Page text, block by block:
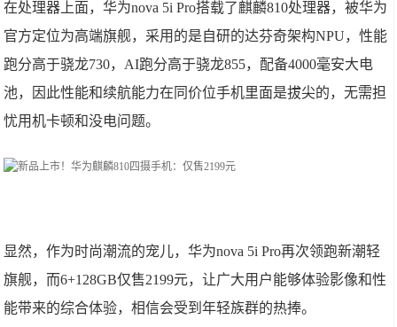
在处理器上面，华为nova 5i Pro搭载了麒麟810处理器，被华为
官方定位为高端旗舰，采用的是自研的达芬奇架构NPU，性能
跑分高于骁龙730，AI跑分高于骁龙855，配备4000毫安大电
池，因此性能和续航能力在同价位手机里面是拔尖的，无需担
忧用机卡顿和没电问题。
显然，作为时尚潮流的宠儿，华为nova 5i Pro再次领跑新潮轻
旗舰，而6+128GB仅售2199元，让广大用户能够体验影像和性
能带来的综合体验，相信会受到年轻族群的热捧。